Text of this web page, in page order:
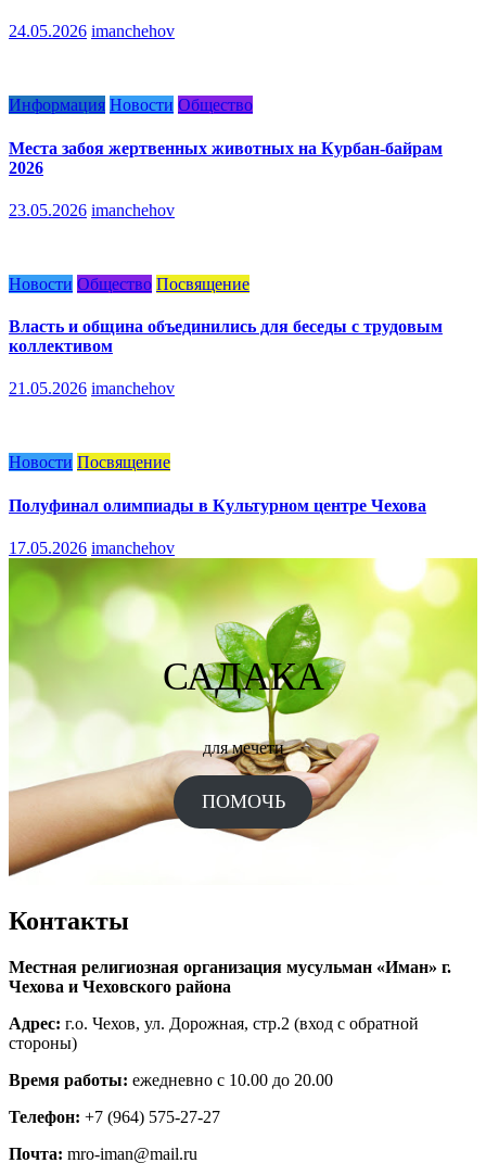
24.05.2026 imanchehov
Информация Новости Общество
Места забоя жертвенных животных на Курбан-байрам
2026
23.05.2026 imanchehov
Новости Общество Посвящение
Власть и община объединились для беседы с трудовым
коллективом
21.05.2026 imanchehov
Новости Посвящение
Полуфинал олимпиады в Культурном центре Чехова
17.05.2026 imanchehov
САДАКА
для мечети
ПОМОЧЬ
Контакты
Местная религиозная организация мусульман «Иман» г.
Чехова и Чеховского района
Адрес: г.о. Чехов, ул. Дорожная, стр.2 (вход с обратной
стороны)
Время работы: ежедневно с 10.00 до 20.00
Телефон: +7 (964) 575-27-27
Почта: mro-iman@mail.ru